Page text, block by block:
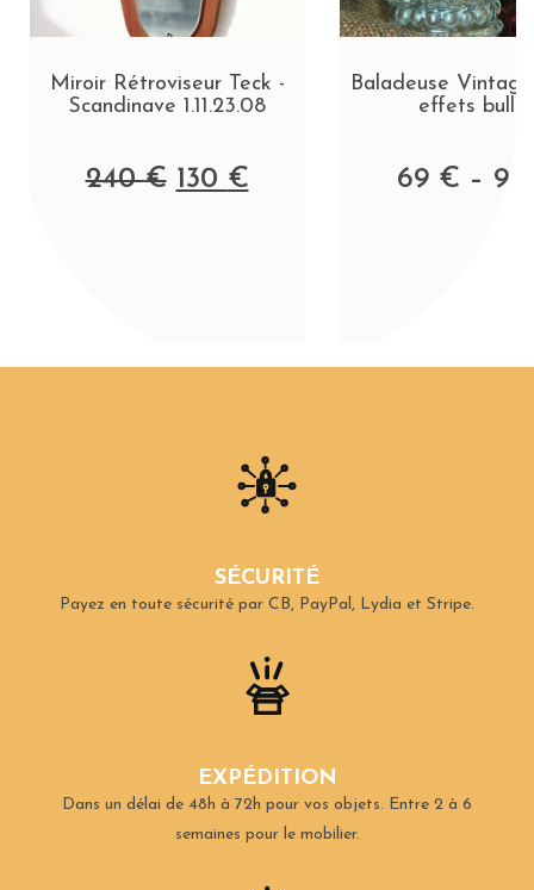
Miroir Rétroviseur Teck -
Scandinave 1.11.23.08
240€ 130 €
Baladeuse
effets
69 € –
SÉCURITÉ
Payez en toute sécurité par CB, PayPal, Lydia et Stripe.
EXPÉDITION
Dans un délai de 48h à 72h pour vos objets. Entre 2 à 6
semaines pour le mobilier.